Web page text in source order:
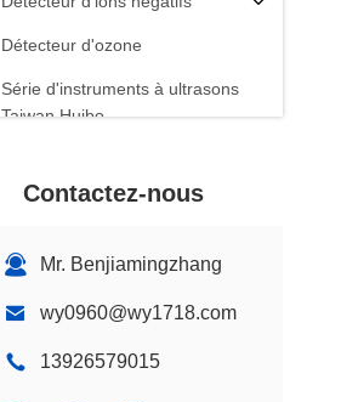
Détecteur d'ozone
Série d'instruments à ultrasons
Taiwan Huibo
Détecteur d'émissivité infrarouge
Contactez-nous
Mr. Benjiamingzhang
wy0960@wy1718.com
13926579015